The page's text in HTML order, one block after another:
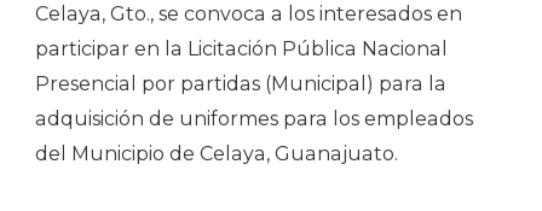
Celaya, Gto., se convoca a los interesados en
participar en la Licitación Pública Nacional
Presencial por partidas (Municipal) para la
adquisición de uniformes para los empleados
del Municipio de Celaya, Guanajuato.